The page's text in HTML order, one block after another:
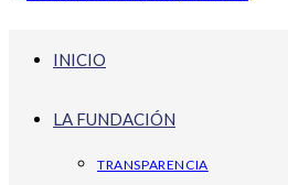
INICIO
LA FUNDACIÓN
TRANSPARENCIA